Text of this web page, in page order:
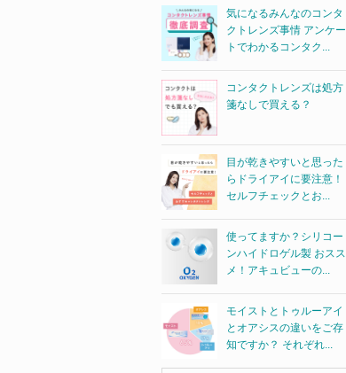
気になるみんなのコンタ
クトレンズ事情 アンケー
トでわかるコンタク...
コンタクトレンズは処方
箋なしで買える？
目が乾きやすいと思った
らドライアイに要注意！
セルフチェックとお...
使ってますか？シリコー
ンハイドロゲル製 おスス
メ！アキュビューの...
モイストとトゥルーアイ
とオアシスの違いをご存
知ですか？ それぞれ...